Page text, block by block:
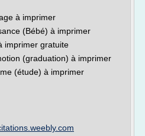
à imprimer
(Bébé) à imprimer
imprimer gratuite
(graduation) à imprimer
(étude) à imprimer